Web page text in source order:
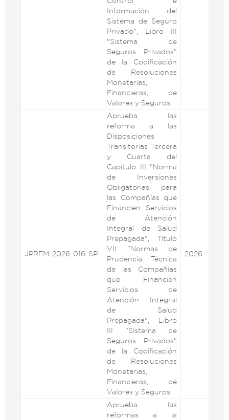
Información del
Sistema de Seguro
Privado", Libro III
"Sistema de
Seguros Privados"
de la Codificación
de Resoluciones
Monetarias,
Financieras, de
Valores y Seguros.
JPRFM-2026-016-SP
Aprueba las
reforma a las
Disposiciones
Transitorias Tercera
y Cuarta del
Capítulo III "Norma
de Inversiones
Obligatorias para
las Compañías que
Financien Servicios
de Atención
Integral de Salud
Prepagada", Título
VII "Normas de
Prudencia Técnica
de las Compañías
que Financien
Servicios de
Atención Integral
de Salud
Prepagada", Libro
III "Sistema de
Seguros Privados"
de la Codificación
de Resoluciones
Monetarias,
Financieras, de
Valores y Seguros.
2026
Aprueba las
reformas a la